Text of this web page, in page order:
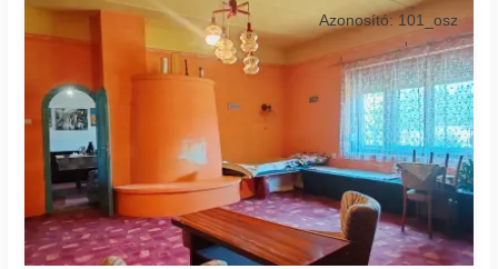
Azonosító: 101_osz